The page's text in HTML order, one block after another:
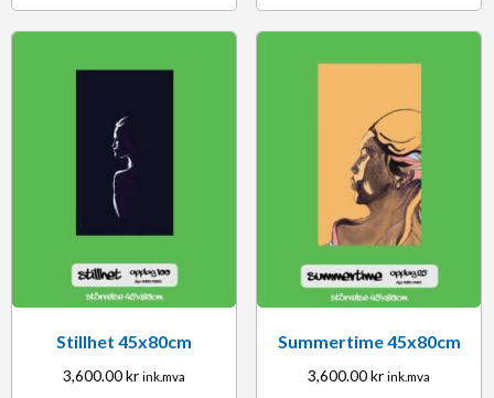
Stillhet 45x80cm
3,600.00kr ink.mva
Summertime 45x80cm
3,600.00kr ink.mva